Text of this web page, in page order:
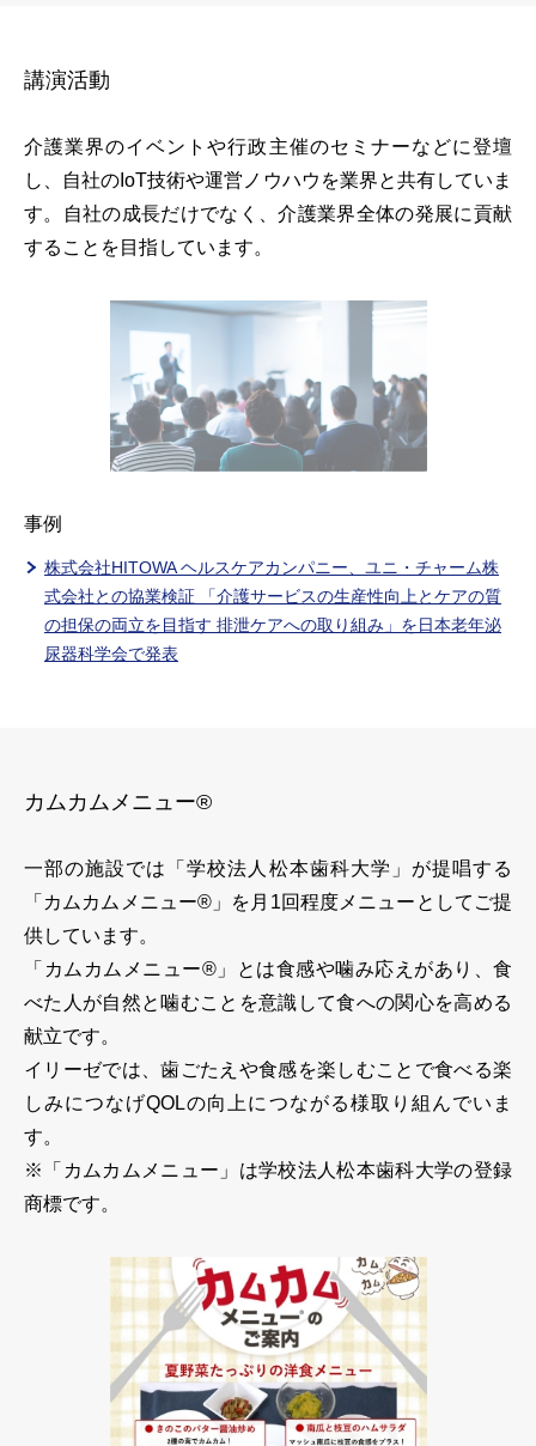
講演活動
介護業界のイベントや行政主催のセミナーなどに登壇
し、自社のIoT技術や運営ノウハウを業界と共有していま
す。自社の成長だけでなく、介護業界全体の発展に貢献
することを目指しています。
事例
株式会社HITOWA ヘルスケアカンパニー、ユニ・チャーム株
式会社との協業検証 「介護サービスの生産性向上とケアの質
の担保の両立を目指す 排泄ケアへの取り組み」を日本老年泌
尿器科学会で発表
カムカムメニュー®
一部の施設では「学校法人松本歯科大学」が提唱する
「カムカムメニュー®」を月1回程度メニューとしてご提
供しています。
「カムカムメニュー®」とは食感や噛み応えがあり、食
べた人が自然と噛むことを意識して食への関心を高める
献立です。
イリーゼでは、歯ごたえや食感を楽しむことで食べる楽
しみにつなげQOLの向上につながる様取り組んでいま
す。
※「カムカムメニュー」は学校法人松本歯科大学の登録
商標です。